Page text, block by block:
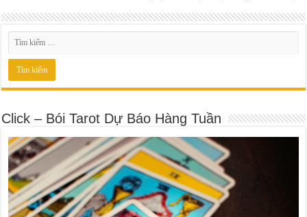
Click – Bói Tarot Dự Báo Hàng Tuần